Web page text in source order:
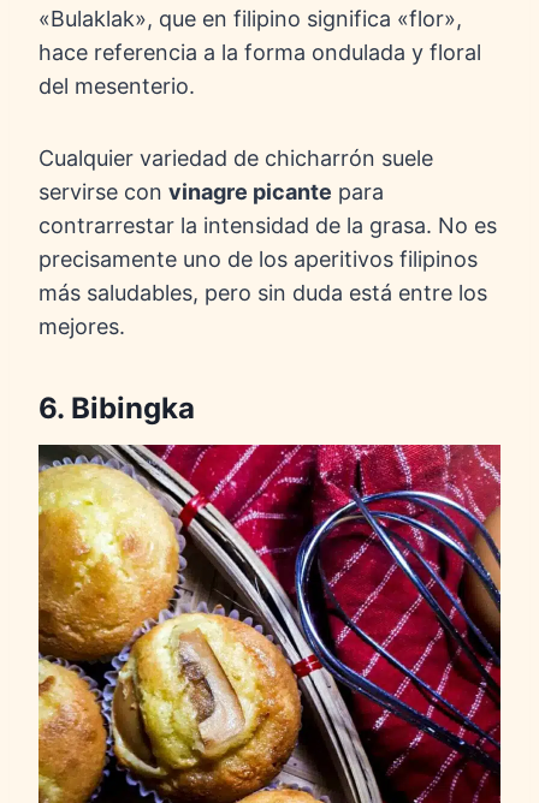
«Bulaklak», que en filipino significa «flor»,
hace referencia a la forma ondulada y floral
del mesenterio.
Cualquier variedad de chicharrón suele
servirse con vinagre picante para
contrarrestar la intensidad de la grasa. No es
precisamente uno de los aperitivos filipinos
más saludables, pero sin duda está entre los
mejores.
6. Bibingka